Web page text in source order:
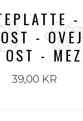
-
OST -
39,00 KR